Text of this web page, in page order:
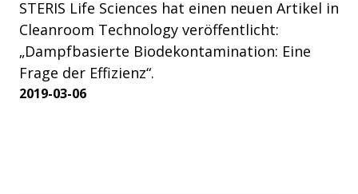
STERIS Life Sciences hat einen neuen Artikel in
Cleanroom Technology veröffentlicht:
„Dampfbasierte Biodekontamination: Eine
Frage der Effizienz“.
2019-03-06